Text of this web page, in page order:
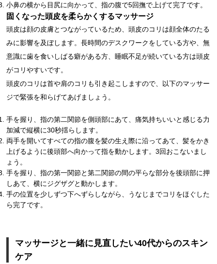
小鼻の横から目尻に向かって、指の腹で5回撫で上げて完了です。
固くなった頭皮を柔らかくするマッサージ
頭皮は顔の皮膚とつながっているため、頭皮のコリは顔全体のたる
みに影響を及ぼします。長時間のデスクワークをしている方や、無
意識に歯を食いしばる癖がある方、睡眠不足が続いている方は頭皮
がコリやすいです。
頭皮のコリは首や肩のコリも引き起こしますので、以下のマッサー
ジで緊張を和らげてあげましょう。
手を握り、指の第二関節を側頭部にあて、痛気持ちいいと感じる力
加減で縦横に30秒揺らします。
両手を開いてすべての指の腹を髪の生え際に沿ってあて、髪をかき
上げるように後頭部へ向かって指を動かします。3回おこないまし
ょう。
手を握り、指の第一関節と第二関節の間の平らな部分を後頭部に押
しあて、横にジグザグと動かします。
手の位置を少しずつ下へずらしながら、うなじまでコリをほぐした
ら完了です。
マッサージと一緒に見直したい40代からのスキン
ケア